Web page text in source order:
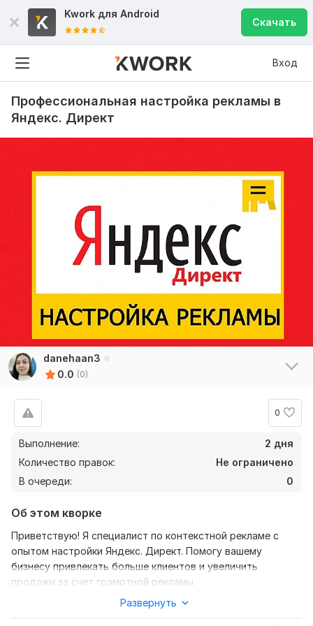
Kwork для Android
Скачать
Вход
Профессиональная настройка рекламы в
Яндекс. Директ
danehaan3
0.0 (0)
0
Выполнение:
2 дня
Количество правок:
Не ограничено
В очереди:
0
Об этом кворке
Приветствую! Я специалист по контекстной рекламе с
опытом настройки Яндекс. Директ. Помогу вашему
бизнесу привлекать больше клиентов и увеличить
продажи за счет грамотной рекламы.
Что я сделаю для вас:Развернуть